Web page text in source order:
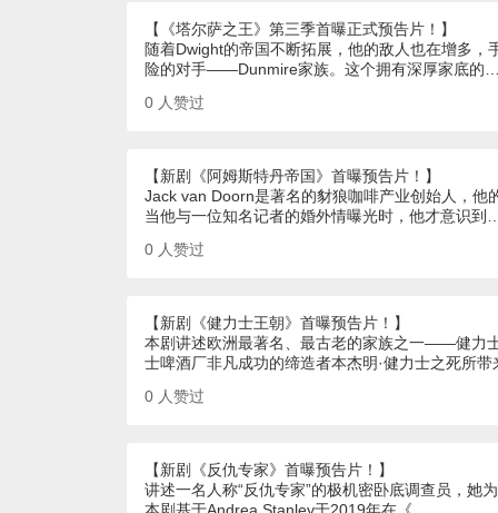
【《塔尔萨之王》第三季首曝正式预告片！】
随着Dwight的帝国不断拓展，他的敌人也在增多
险的对手——Dunmire家族。这个拥有深厚家底的
0 人赞过
【新剧《阿姆斯特丹帝国》首曝预告片！】
Jack van Doorn是著名的豺狼咖啡产业创始人，他
当他与一位知名记者的婚外情曝光时，他才意识到
0 人赞过
【新剧《健力士王朝》首曝预告片！】
本剧讲述欧洲最著名、最古老的家族之一——健力
士啤酒厂非凡成功的缔造者本杰明·健力士之死所
0 人赞过
【新剧《反仇专家》首曝预告片！】
讲述一名人称“反仇专家”的极机密卧底调查员，她